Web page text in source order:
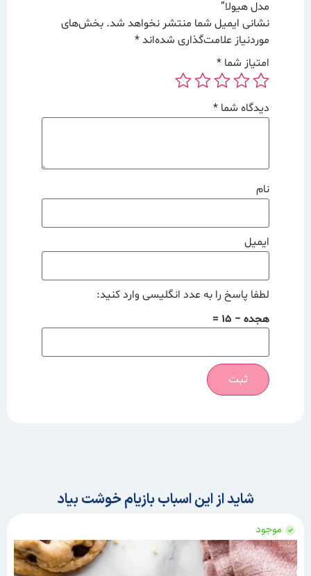
مدل هیولا”
نشانی ایمیل شما منتشر نخواهد شد. بخش‌های
موردنیاز علامت‌گذاری شده‌اند*
امتیاز شما *
دیدگاه شما *
نام
ایمیل
لطفا پاسخ را به عدد انگلیسی وارد کنید:
هجده − 15 =
شاید از این اسباب بازیام خوشت بیاد
موجود